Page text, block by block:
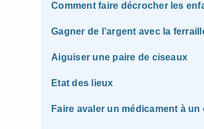
Comment faire décrocher les
Gagner de l’argent avec la
Aiguiser une paire de ciseaux
Etat des lieux
Faire avaler un médicament à un